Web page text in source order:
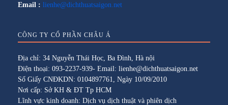
Email : lienhe@dichthuatsaigon.net
CÔNG TY CỔ PHẦN CHÂU Á
Địa chỉ: 34 Nguyễn Thái Học, Ba Đình, Hà nội
Điện thoại: 093-2237-939- Email: lienhe@dichthuatsaigon.net
Số Giấy CNĐKDN: 0104897761, Ngày 10/09/2010
Nơi cấp: Sở KH & ĐT Tp HCM
Lĩnh vực kinh doanh: Dịch vụ dịch thuật và phiên dịch